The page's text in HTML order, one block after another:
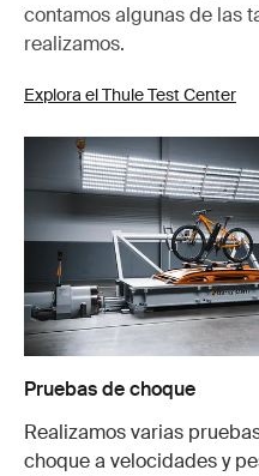
contamos algunas de las
realizamos.
Explora el Thule Test Center
Pruebas de choque
Realizamos varias
choque a velocidades y